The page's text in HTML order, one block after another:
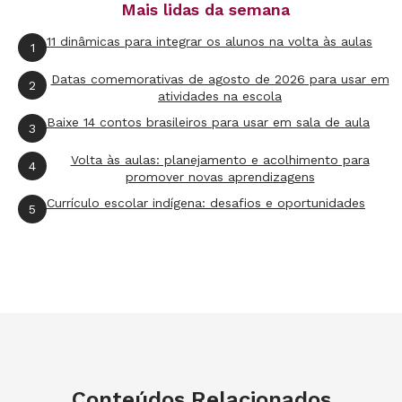
do MC João, mereceuversão politizada
citações a Malcolm X e Rosa Parks. E num
festival de dança de rua, Lellêzinha, única
mulher do quinteto, interrompe o proibidão
Quer P, do Mc Pikachu, para proclamar o que a
"novinha" quer:"ser livre, ter o direito de ir e vir
sem medo"
. É mais do que fazem muitas escolas,
que preferem ignorar a trilha sonora de
Mais lidas da semana
1 11 dinâmicas para integrar os alunos na volta às aulas
2
Datas comemorativas de agosto de 2026 para usar em
atividades na escola
3 Baixe 14 contos brasileiros para usar em sala de aula
4
Volta às aulas: planejamento e acolhimento para
promover novas aprendizagens
5 Currículo escolar indígena: desafios e oportunidades